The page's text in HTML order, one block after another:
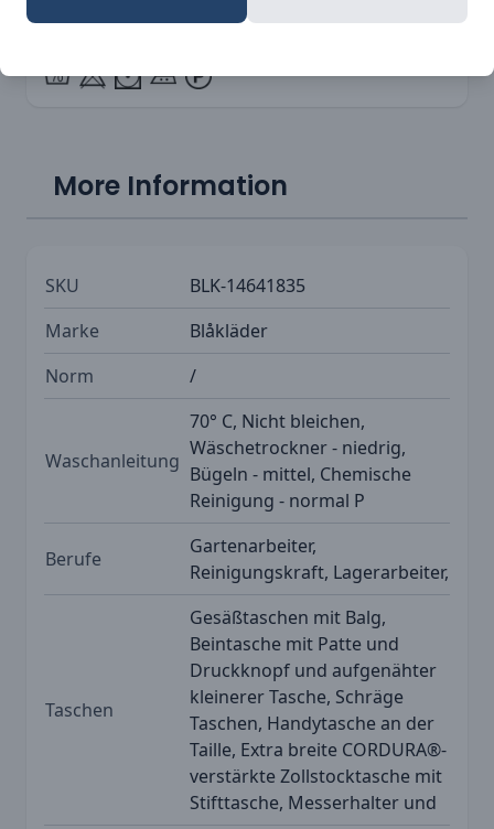
sicher sein, dass die Blaklader 1464 Garten
More Information
SKU
BLK-14641835
Marke
Blåkläder
Norm
/
Waschanleitung
70° C, Nicht bleichen,
Wäschetrockner - niedrig,
Bügeln - mittel, Chemische
Reinigung - normal P
Berufe
Gartenarbeiter,
Reinigungskraft, Lagerarbeiter,
Taschen
Gesäßtaschen mit Balg,
Beintasche mit Patte und
Druckknopf und aufgenähter
kleinerer Tasche, Schräge
Taschen, Handytasche an der
Taille, Extra breite CORDURA®-
verstärkte Zollstocktasche mit
Stifttasche, Messerhalter und